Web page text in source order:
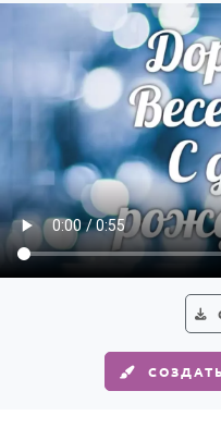
Стихи и тексты
ПРАЗДНИКИ
С Днем рождения
Юбилей
Свадьба
Годовщина свадьбы
Календарь
Женщине
Мужчине
ОТЗЫВЫ